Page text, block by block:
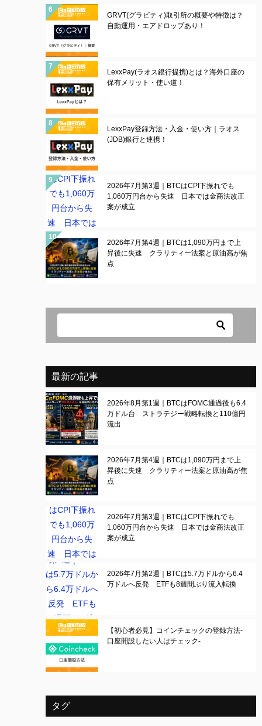
GRVT(グラビティ)取引所の概要や特徴は？
自動運用・エアドロップあり！
LexxPay(ラオス銀行提携)とは？海外口座の
保有メリット・使い道！
LexxPay登録方法・入金・使い方｜ラオス
(JDB)銀行と連携！
2026年7月第3週｜BTCはCPI下振れでも
1,060万円台から失速 日本では金商法改正
案が成立
2026年7月第4週｜BTCは1,090万円まで上
昇後に失速 クラリティー法案と原油高が焦
点
最新の記事
2026年8月第1週｜BTCはFOMC通過後も6.4
万ドル台 ストラテジー戦略転換と110億円
流出
2026年7月第4週｜BTCは1,090万円まで上
昇後に失速 クラリティー法案と原油高が焦
点
2026年7月第3週｜BTCはCPI下振れでも
1,060万円台から失速 日本では金商法改正
案が成立
2026年7月第2週｜BTCは5.7万ドルから6.4
万ドルへ反発 ETFも8週間ぶり流入転換
【初心者必見】コインチェックの登録方法-
口座開設したい人はチェック-
タグ